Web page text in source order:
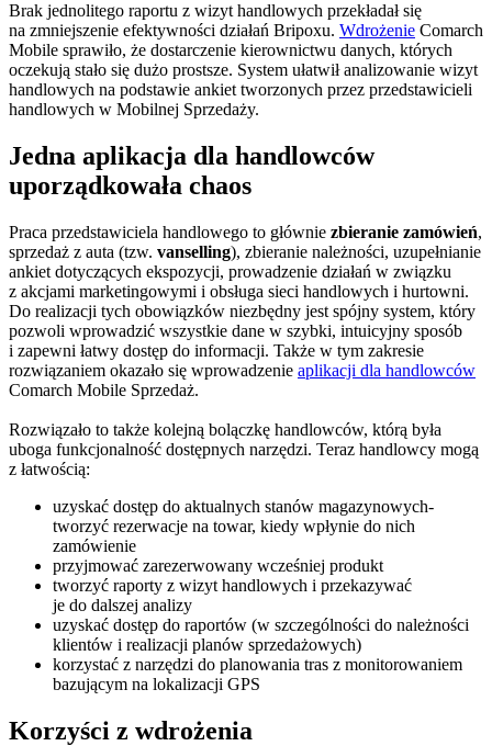
Brak jednolitego raportu z wizyt handlowych przekładał się
na zmniejszenie efektywności działań Bripoxu. Wdrożenie Comarch
Mobile sprawiło, że dostarczenie kierownictwu danych, których
oczekują stało się dużo prostsze. System ułatwił analizowanie wizyt
handlowych na podstawie ankiet tworzonych przez przedstawicieli
handlowych w Mobilnej Sprzedaży.
Jedna aplikacja dla handlowców
uporządkowała chaos
Praca przedstawiciela handlowego to głównie zbieranie zamówień,
sprzedaż z auta (tzw. vanselling), zbieranie należności, uzupełnianie
ankiet dotyczących ekspozycji, prowadzenie działań w związku
z akcjami marketingowymi i obsługa sieci handlowych i hurtowni.
Do realizacji tych obowiązków niezbędny jest spójny system, który
pozwoli wprowadzić wszystkie dane w szybki, intuicyjny sposób
i zapewni łatwy dostęp do informacji. Także w tym zakresie
rozwiązaniem okazało się wprowadzenie aplikacji dla handlowców
Comarch Mobile Sprzedaż.
Rozwiązało to także kolejną bolączkę handlowców, którą była
uboga funkcjonalność dostępnych narzędzi. Teraz handlowcy mogą
z łatwością:
uzyskać dostęp do aktualnych stanów magazynowych-
tworzyć rezerwacje na towar, kiedy wpłynie do nich
zamówienie
przyjmować zarezerwowany wcześniej produkt
tworzyć raporty z wizyt handlowych i przekazywać
je do dalszej analizy
uzyskać dostęp do raportów (w szczególności do należności
klientów i realizacji planów sprzedażowych)
korzystać z narzędzi do planowania tras z monitorowaniem
bazującym na lokalizacji GPS
Korzyści z wdrożenia